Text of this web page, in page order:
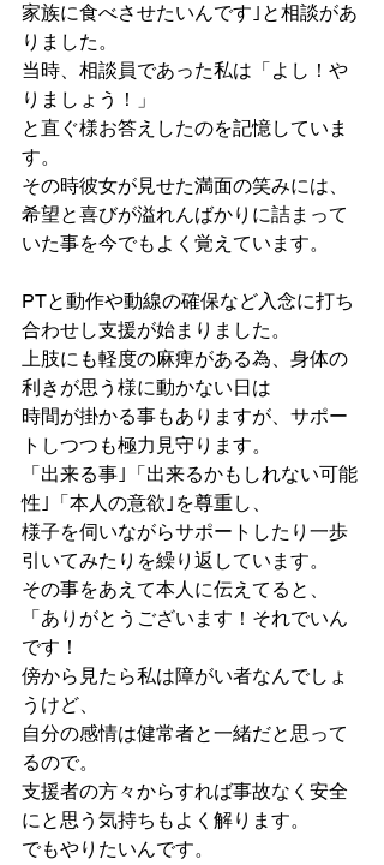
家族に食べさせたいんです｣と相談があ
りました。
当時、相談員であった私は「よし！や
りましょう！」
と直ぐ様お答えしたのを記憶していま
す。
その時彼女が見せた満面の笑みには、
希望と喜びが溢れんばかりに詰まって
いた事を今でもよく覚えています。
PTと動作や動線の確保など入念に打ち
合わせし支援が始まりました。
上肢にも軽度の麻痺がある為、身体の
利きが思う様に動かない日は
時間が掛かる事もありますが、サポー
トしつつも極力見守ります。
「出来る事｣「出来るかもしれない可能
性｣「本人の意欲｣を尊重し、
様子を伺いながらサポートしたり一歩
引いてみたりを繰り返しています。
その事をあえて本人に伝えてると、
「ありがとうございます！それでいん
です！
傍から見たら私は障がい者なんでしょ
うけど、
自分の感情は健常者と一緒だと思って
るので。
支援者の方々からすれば事故なく安全
にと思う気持ちもよく解ります。
でもやりたいんです。